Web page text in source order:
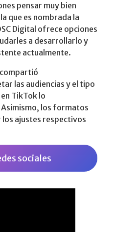
pensar muy bien
que es nombrada la
Digital ofrece opciones
a desarrollarlo y
actualmente.
las audiencias y el tipo
TikTok lo
los formatos
los ajustes respectivos
sociales